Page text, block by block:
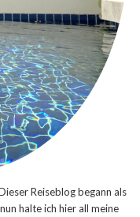
Reiseblog begann als
halte ich hier all meine